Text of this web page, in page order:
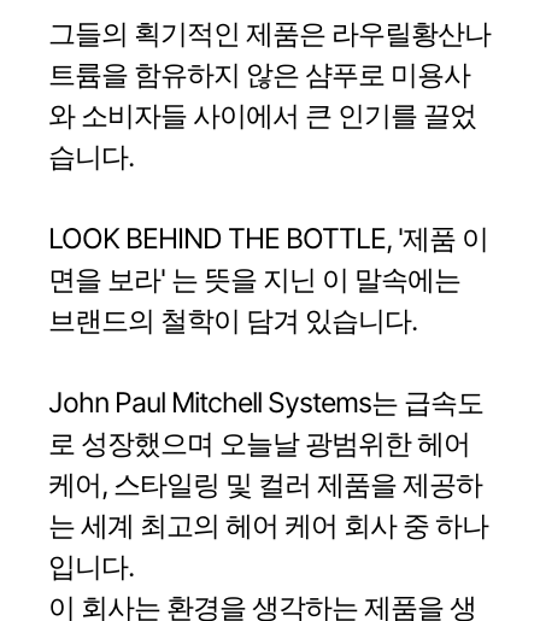
그들의 획기적인 제품은 라우릴황산나
트륨을 함유하지 않은 샴푸로 미용사
와 소비자들 사이에서 큰 인기를 끌었
습니다.
LOOK BEHIND THE BOTTLE, '제품 이
면을 보라' 는 뜻을 지닌 이 말속에는
브랜드의 철학이 담겨 있습니다.
John Paul Mitchell Systems는 급속도
로 성장했으며 오늘날 광범위한 헤어
케어, 스타일링 및 컬러 제품을 제공하
는 세계 최고의 헤어 케어 회사 중 하나
입니다.
이 회사는 환경을 생각하는 제품을 생